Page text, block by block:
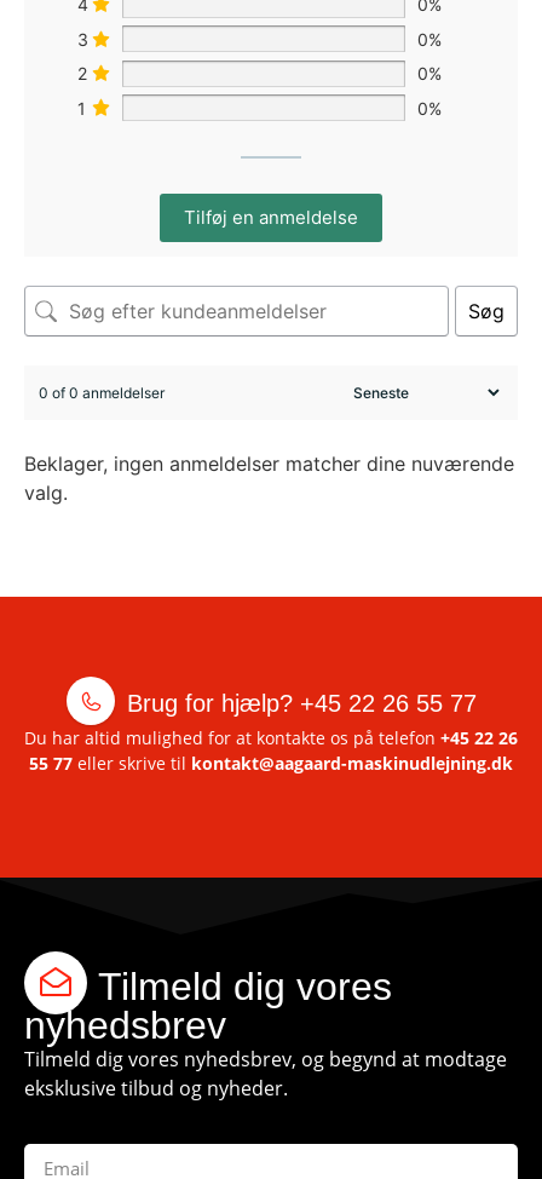
4
0%
3
0%
2
0%
1
0%
Tilføj en anmeldelse
Søg
0 of 0 anmeldelser
Beklager, ingen anmeldelser matcher dine nuværende
valg.
Brug for hjælp? +45 22 26 55 77
Du har altid mulighed for at kontakte os på telefon +45 22 26
55 77 eller skrive til kontakt@aagaard-maskinudlejning.dk
Tilmeld dig vores
nyhedsbrev
Tilmeld dig vores nyhedsbrev, og begynd at modtage
eksklusive tilbud og nyheder.